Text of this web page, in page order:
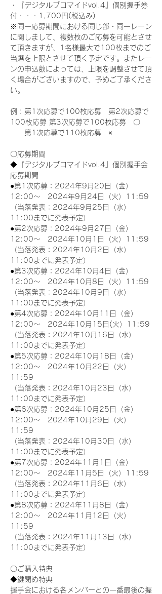
・『デジタルブロマイドvol.4』個別握手券
付・・・1,700円(税込み)
※同一応募期間における同じ部・同一レーン
に関しまして、複数枚のご応募を可能とさせ
て頂きますが、1名様最大で100枚までのご
当選を上限とさせて頂く予定です。またレー
ンの申込数によっては、上限を調整させて頂
く場合がございますので、予めご了承くださ
い。
例：第1次応募で100枚応募　第2次応募で
100枚応募 第3次応募で100枚応募　〇
第1次応募で110枚応募　×
〇応募期間
◆『デジタルブロマイドvol.4』個別握手会
応募期間
●第1次応募：2024年9月20日（金）
12:00～　2024年9月24日（火）11:59
（当落発表：2024年9月25日（水）
11:00までに発表予定）
●第2次応募：2024年9月27日（金）
12:00～　2024年10月1日（火）11:59
（当落発表：2024年10月2日（水）
11:00までに発表予定）
●第3次応募：2024年10月4日（金）
12:00～　2024年10月8日（火）11:59
（当落発表：2024年10月9日（水）
11:00までに発表予定）
●第4次応募：2024年10月11日（金）
12:00～　2024年10月15日(火）11:59
（当落発表：2024年10月16日（水）
11:00までに発表予定）
●第5次応募：2024年10月18日（金）
12:00～　2024年10月22日（火）
11:59
（当落発表：2024年10月23日（水）
11:00までに発表予定）
●第6次応募：2024年10月25日（金）
12:00～　2024年10月29日（火）
11:59
（当落発表：2024年10月30日（水）
11:00までに発表予定）
●第7次応募：2024年11月1日（金）
12:00～　2024年11月5日（火）11:59
（当落発表：2024年11月6日（水）
11:00までに発表予定）
●第8次応募：2024年11月8日（金）
12:00～　2024年11月12日（火）
11:59
（当落発表：2024年11月13日（水）
11:00までに発表予定）
〇ご購入特典
◆鍵閉め特典
握手会における各メンバーとの一番最後の握